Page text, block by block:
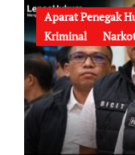
Aparat Penegak
Kriminal